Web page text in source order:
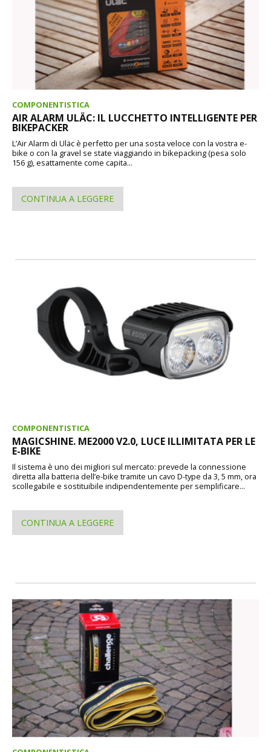
COMPONENTISTICA
AIR ALARM ULÄC: IL LUCCHETTO INTELLIGENTE PER
BIKEPACKER
L’Air Alarm di Uläc è perfetto per una sosta veloce con la vostra e-
bike o con la gravel se state viaggiando in bikepacking (pesa solo
156 g), esattamente come capita...
CONTINUA A LEGGERE
COMPONENTISTICA
MAGICSHINE. ME2000 V2.0, LUCE ILLIMITATA PER LE
E-BIKE
Il sistema è uno dei migliori sul mercato: prevede la connessione
diretta alla batteria dell’e-bike tramite un cavo D-type da 3, 5 mm, ora
scollegabile e sostituibile indipendentemente per semplificare...
CONTINUA A LEGGERE